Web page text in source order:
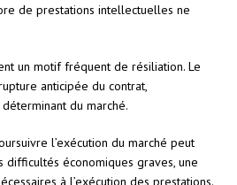
de prestations intellectuelles ne
un motif fréquent de résiliation. Le
anticipée du contrat,
du marché.
l’exécution du marché peut
économiques graves, une
à l’exécution des prestations.